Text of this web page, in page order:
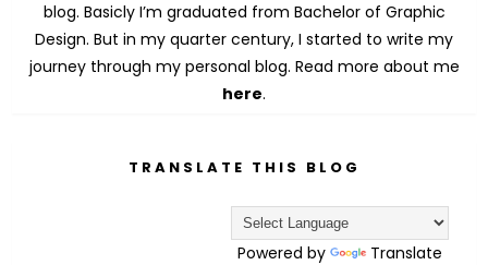
blog. Basicly I’m graduated from Bachelor of Graphic
Design. But in my quarter century, I started to write my
journey through my personal blog. Read more about me
here.
TRANSLATE THIS BLOG
Powered by Translate